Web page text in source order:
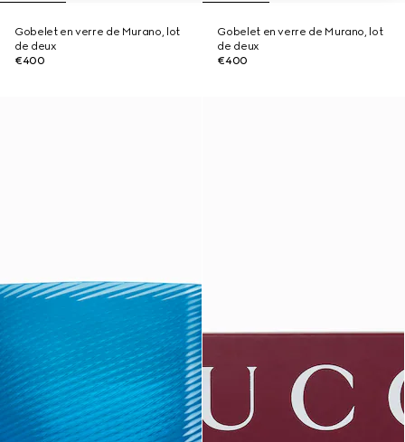
Gobelet en verre de Murano, lot
de deux
€400
Gobelet en verre de Murano, lot
de deux
€400